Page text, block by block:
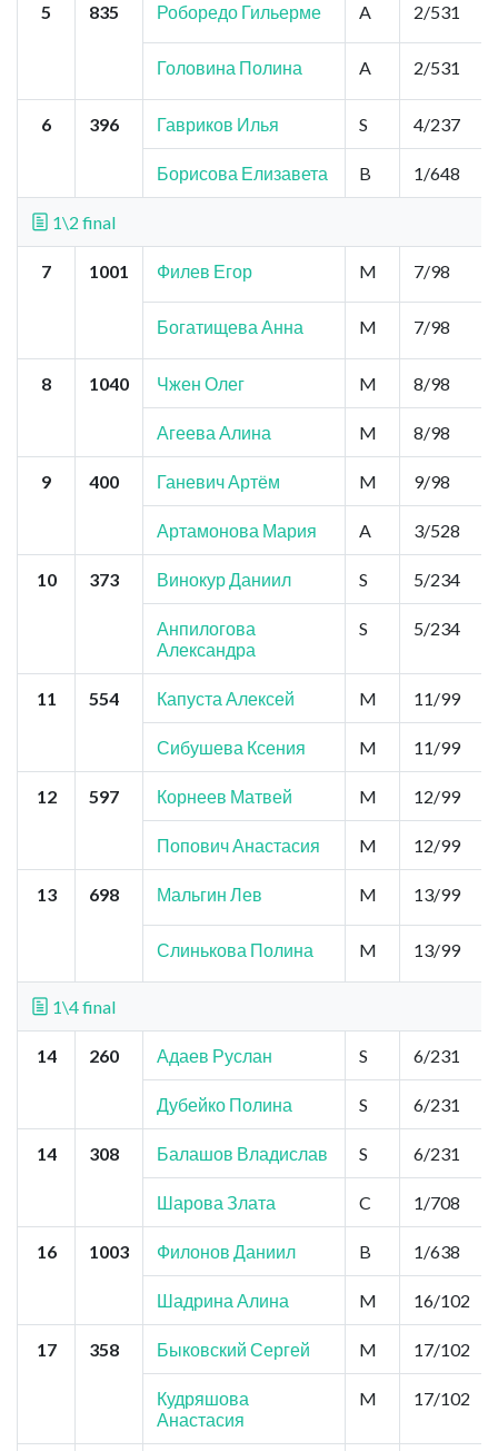
5 835 Роборедо Гильерме A 2/531
Головина Полина A 2/531
6 396 Гавриков Илья S 4/237
Борисова Елизавета B 1/648
1\2 final
7 1001 Филев Егор M 7/98
Богатищева Анна M 7/98
8 1040 Чжен Олег M 8/98
Агеева Алина M 8/98
9 400 Ганевич Артём M 9/98
Артамонова Мария A 3/528
10 373 Винокур Даниил S 5/234
Анпилогова
Александра
S 5/234
11 554 Капуста Алексей M 11/99
Сибушева Ксения M 11/99
12 597 Корнеев Матвей M 12/99
Попович Анастасия M 12/99
13 698 Мальгин Лев M 13/99
Слинькова Полина M 13/99
1\4 final
14 260 Адаев Руслан S 6/231
Дубейко Полина S 6/231
14 308 Балашов Владислав S 6/231
Шарова Злата C 1/708
16 1003 Филонов Даниил B 1/638
Шадрина Алина M 16/102
17 358 Быковский Сергей M 17/102
Кудряшова
Анастасия
M 17/102